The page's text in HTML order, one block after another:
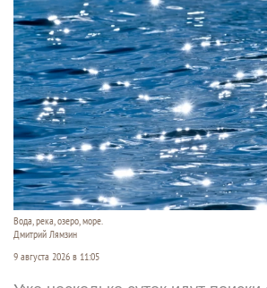
Вода, река, озеро, море.
Дмитрий Лямзин
9 августа 2026 в 11:05